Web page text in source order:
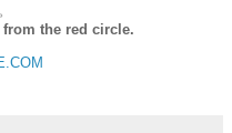
the red circle.